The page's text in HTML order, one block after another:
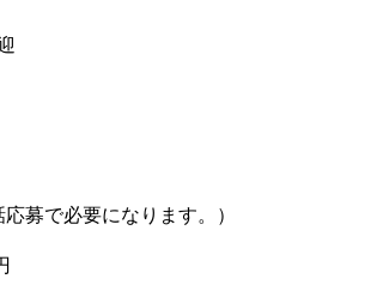
募で必要になります。）